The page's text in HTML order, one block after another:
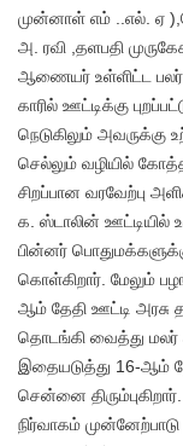
முன்னாள் எம் ..எல். ஏ
அ. ரவி ,தளபதி
ஆணையர் உள்ளிட்ட பலர்
காரில் ஊட்டிக்கு
நெடுகிலும் அவருக்கு
செல்லும் வழியில்
சிறப்பான வரவேற்பு
க. ஸ்டாலின் ஊட்டியில்
பின்னர்
கொள்கிறார். மேலும்
ஆம் தேதி ஊட்டி அரசு
தொடங்கி வைத்து மலர்
இதையடுத்து 16-ஆம்
சென்னை
நிர்வாகம்